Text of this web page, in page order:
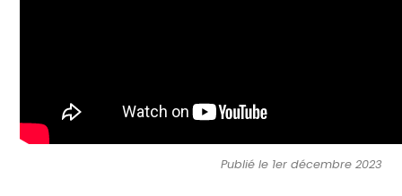
Publié le 1er décembre 2023